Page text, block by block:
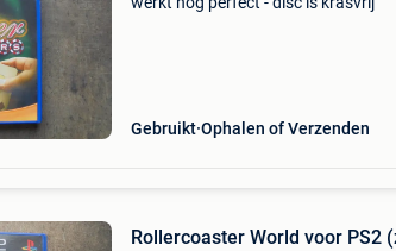
Gebruikt Ophalen of Verzenden
Rollercoaster World voor PS2